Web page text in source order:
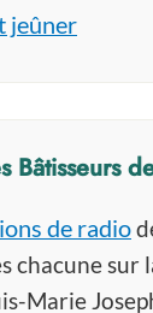
jeûner
Bâtisseurs
de radio
chacune sur
Marie